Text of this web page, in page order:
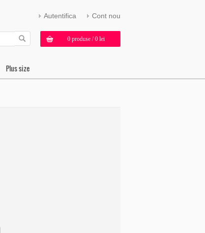
Autentifica Cont nou
0 produse / 0 lei
Plus size